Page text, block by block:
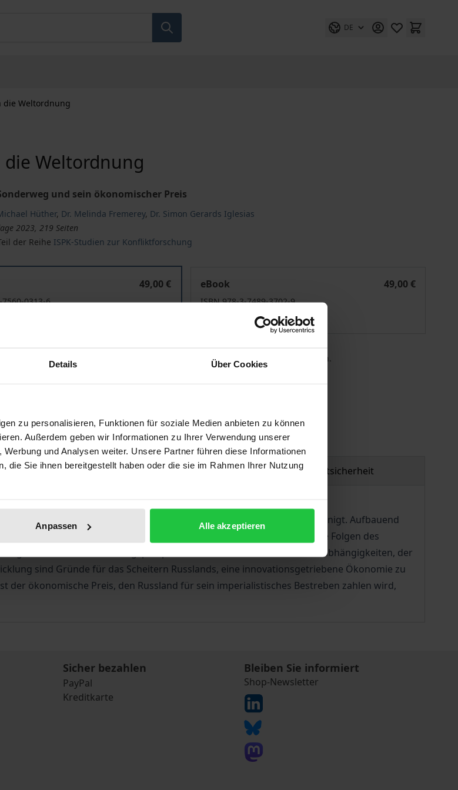
Details Über Cookies
zu personalisieren, Funktionen für soziale Medien anbieten zu können
Außerdem geben wir Informationen zu Ihrer Verwendung unserer
und Analysen weiter. Unsere Partner führen diese Informationen
die Sie ihnen bereitgestellt haben oder die sie im Rahmen Ihrer Nutzung
Anpassen Alle akzeptieren
DE
die Weltordnung
die Weltordnung
und sein ökonomischer Preis
Hüther, Dr. Melinda Fremerey, Dr. Simon Gerards Iglesias
2023, 219 Seiten
der Reihe ISPK-Studien zur Konfliktforschung
49,00 €
0313-6
eBook
49,00 €
ISBN 978-3-7489-3702-9
inkl. MwSt. Abhängig von der Lieferadresse kann die MwSt. an der Kasse variieren.
Zusatzmaterial Produktsicherheit
verspielt und den Trend zu einer multipolaren Weltordnung beschleunigt. Aufbauend
Russlands untersucht. Dabei werden der ökonomische Blick auf die Folgen des
geworfen und Entwicklungsperspektiven für das Land skizziert. Pfadabhängigkeiten, der
sind Gründe für das Scheitern Russlands, eine innovationsgetriebene Ökonomie zu
ökonomische Preis, den Russland für sein imperialistisches Bestreben zahlen wird,
Sicher bezahlen
PayPal
Kreditkarte
Bleiben Sie informiert
Shop-Newsletter